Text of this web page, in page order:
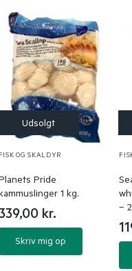
FISK OG SKALDYR
Pride
1 kg.
339,00 kr.
Skriv mig op
–